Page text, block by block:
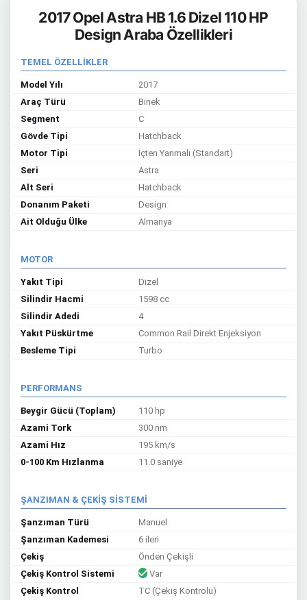
2017 Opel Astra HB 1.6 Dizel 110 HP
Design Araba Özellikleri
TEMEL ÖZELLİKLER
Model Yılı
2017
Araç Türü
Binek
Segment
C
Gövde Tipi
Hatchback
Motor Tipi
İçten Yanmalı (Standart)
Seri
Astra
Alt Seri
Hatchback
Donanım Paketi
Design
Ait Olduğu Ülke
Almanya
MOTOR
Yakıt Tipi
Dizel
Silindir Hacmi
1598 cc
Silindir Adedi
4
Yakıt Püskürtme
Common Rail Direkt Enjeksiyon
Besleme Tipi
Turbo
PERFORMANS
Beygir Gücü (Toplam)
110 hp
Azami Tork
300 nm
Azami Hız
195 km/s
0-100 Km Hızlanma
11.0 saniye
ŞANZIMAN & ÇEKİŞ SİSTEMİ
Şanzıman Türü
Manuel
Şanzıman Kademesi
6 ileri
Çekiş
Önden Çekişli
Çekiş Kontrol Sistemi
Var
Çekiş Kontrol
TC (Çekiş Kontrolü)